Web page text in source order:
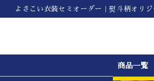
よさこい衣装セミオーダー｜熨斗柄オリ
商品一覧